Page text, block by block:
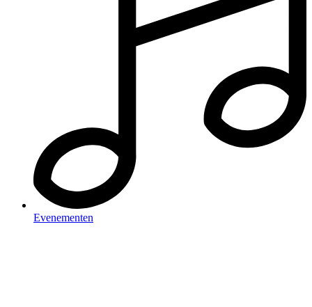
Evenementen